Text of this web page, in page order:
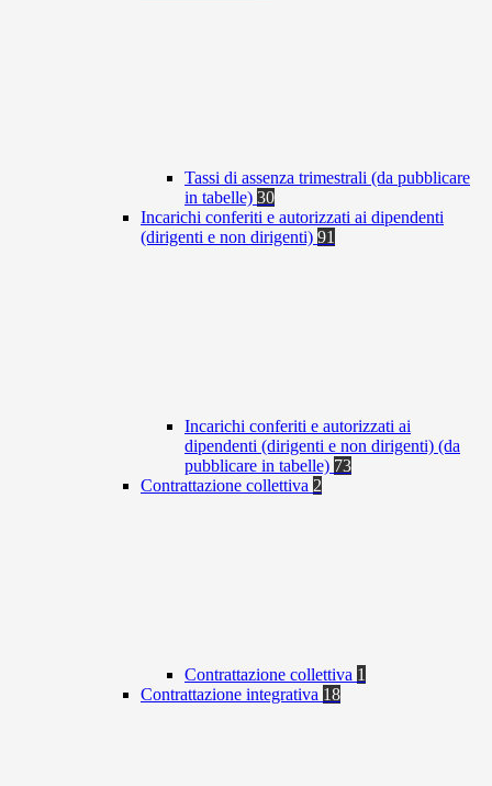
Tassi di assenza trimestrali (da pubblicare
in tabelle) 30
Incarichi conferiti e autorizzati ai dipendenti
(dirigenti e non dirigenti) 91
Incarichi conferiti e autorizzati ai
dipendenti (dirigenti e non dirigenti) (da
pubblicare in tabelle) 73
Contrattazione collettiva 2
Contrattazione collettiva 1
Contrattazione integrativa 18